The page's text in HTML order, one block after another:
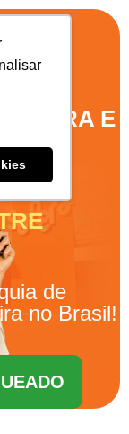
E
de
no Brasil!